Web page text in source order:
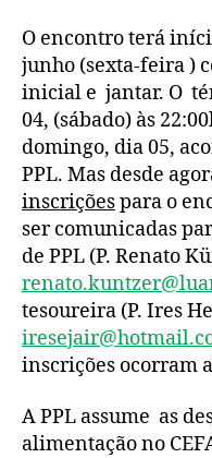
O encontro terá
junho (sexta-feira )
inicial e jantar. O
04, (sábado) às
domingo, dia 05,
PPL. Mas desde
inscriçõespara o
ser comunicadas
de PPL (P. Renato
tesoureira (P. Ires
inscrições ocorram
A PPL assume as
alimentação no